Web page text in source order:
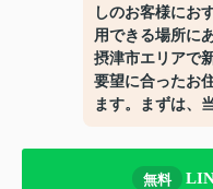
しのお客様にお
用できる場所に
摂津市エリアで
要望に合ったお
ます。まずは、
無料